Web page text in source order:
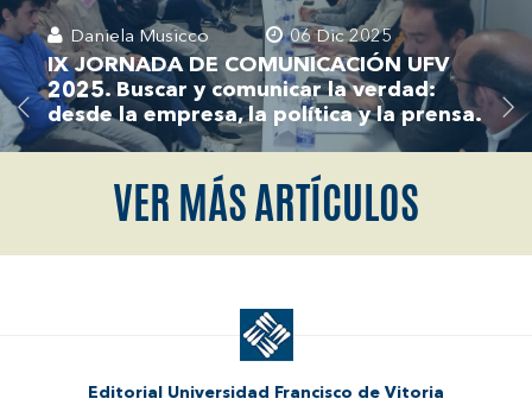
Daniela Musicco 06 Dic 2025
IX JORNADA DE COMUNICACIÓN UFV
2025. Buscar y comunicar la verdad:
desde la empresa, la política y la prensa.
VER MÁS ARTÍCULOS
Editorial Universidad Francisco de Vitoria